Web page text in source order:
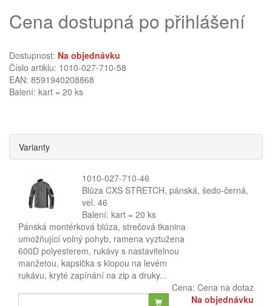
Cena dostupná po přihlášení
Dostupnost: Na objednávku
Číslo artiklu: 1010-027-710-58
EAN: 8591940208868
Balení: kart = 20 ks
Varianty
1010-027-710-46
Blůza CXS STRETCH, pánská, šedo-černá,
vel. 46
Balení: kart = 20 ks
Pánská montérková blůza, strečová tkanina
umožňující volný pohyb, ramena vyztužena
600D polyesterem, rukávy s nastavitelnou
manžetou, kapsička s klopou na levém
rukávu, kryté zapínání na zip a druky...
Cena: Cena na dotaz
Na objednávku